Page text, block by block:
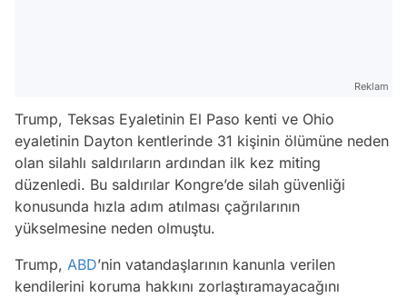
Reklam
Trump, Teksas Eyaletinin El Paso kenti ve Ohio
eyaletinin Dayton kentlerinde 31 kişinin ölümüne neden
olan silahlı saldırıların ardından ilk kez miting
düzenledi. Bu saldırılar Kongre’de silah güvenliği
konusunda hızla adım atılması çağrılarının
yükselmesine neden olmuştu.
Trump, ABD’nin vatandaşlarının kanunla verilen
kendilerini koruma hakkını zorlaştıramayacağını